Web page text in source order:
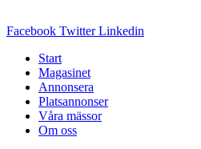
Facebook Twitter Linkedin
Start
Magasinet
Annonsera
Platsannonser
Våra mässor
Om oss